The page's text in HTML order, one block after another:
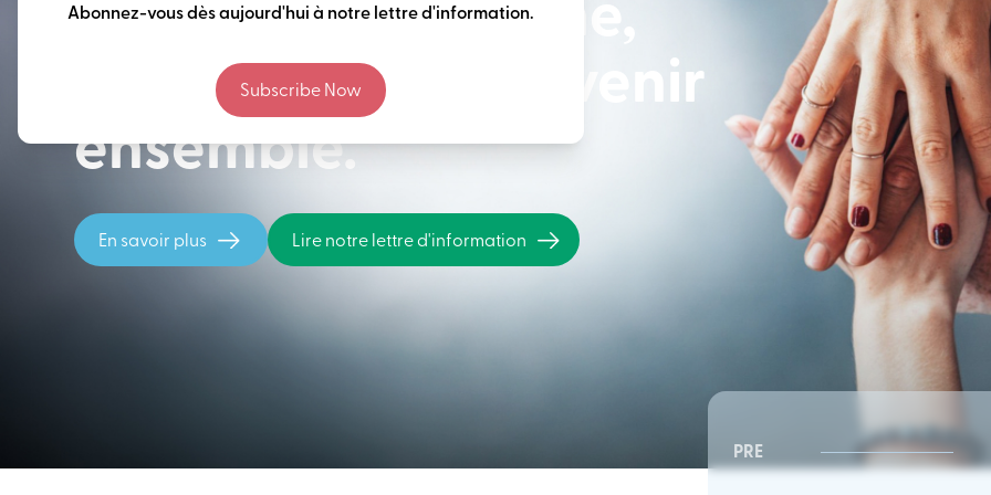
Abonnez-vous dès aujourd'hui à notre lettre d'information.
Subscribe Now
Penser à long terme,
construire notre avenir
ensemble.
En savoir plus Lire notre lettre d'information
PRE
CSR Sud-Est | Conseil